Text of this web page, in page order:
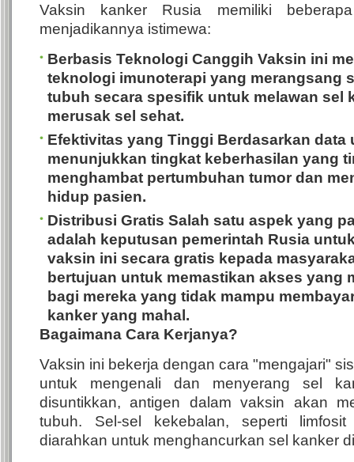
Vaksin kanker Rusia memiliki
menjadikannya istimewa:
Berbasis Teknologi Canggih Vaksin ini
teknologi imunoterapi yang merangsang
tubuh secara spesifik untuk melawan sel
merusak sel sehat.
Efektivitas yang Tinggi Berdasarkan
menunjukkan tingkat keberhasilan yang
menghambat pertumbuhan tumor dan
hidup pasien.
Distribusi Gratis Salah satu aspek yang
adalah keputusan pemerintah Rusia
vaksin ini secara gratis kepada
bertujuan untuk memastikan akses yang
bagi mereka yang tidak mampu
kanker yang mahal.
Bagaimana Cara Kerjanya?
Vaksin ini bekerja dengan cara "mengajari"
untuk mengenali dan menyerang sel
disuntikkan, antigen dalam vaksin akan
tubuh. Sel-sel kekebalan, seperti
diarahkan untuk menghancurkan sel kanker